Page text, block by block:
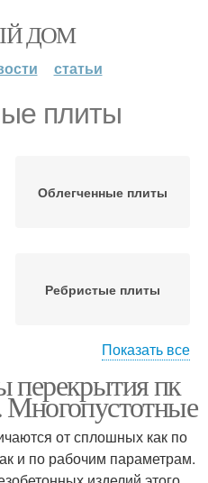
ДОМ
статьи
плиты
Облегченные плиты
Ребристые плиты
Многопустотные плиты
Показать все
перекрытия пк
Многопустотные
от сплошных как по
и по рабочим параметрам.